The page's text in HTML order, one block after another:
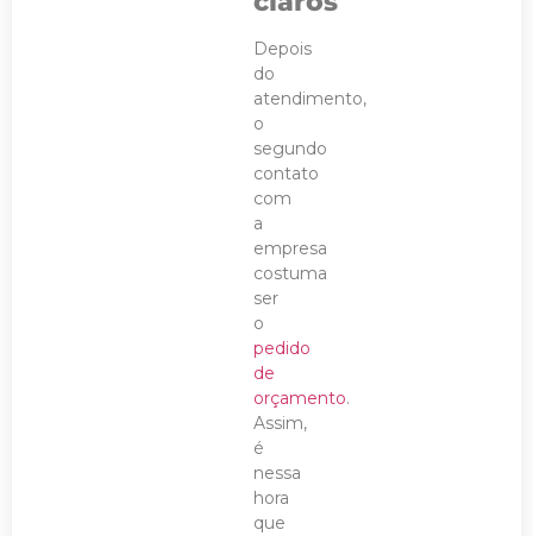
Depois
do
atendimento,
o
segundo
contato
com
a
empresa
costuma
ser
o
pedido
de
orçamento.
Assim,
é
nessa
hora
que